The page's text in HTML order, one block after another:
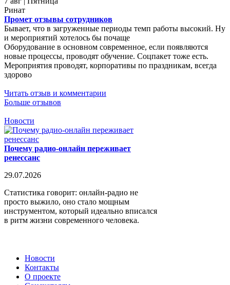
Ринат
Промет отзывы сотрудников
Бывает, что в загруженные периоды темп работы высокий. Ну
и мероприятий хотелось бы почаще
Оборудование в основном современное, если появляются
новые процессы, проводят обучение. Соцпакет тоже есть.
Мероприятия проводят, корпоративы по праздникам, всегда
здорово
Читать отзыв и комментарии
Больше отзывов
Новости
Почему радио-онлайн переживает
ренессанс
29.07.2026
Статистика говорит: онлайн-радио не
просто выжило, оно стало мощным
инструментом, который идеально вписался
в ритм жизни современного человека.
Новости
Контакты
О проекте